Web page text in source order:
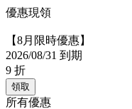
優惠現領
【8月限時優惠】
2026/08/31 到期
9 折
領取
所有優惠